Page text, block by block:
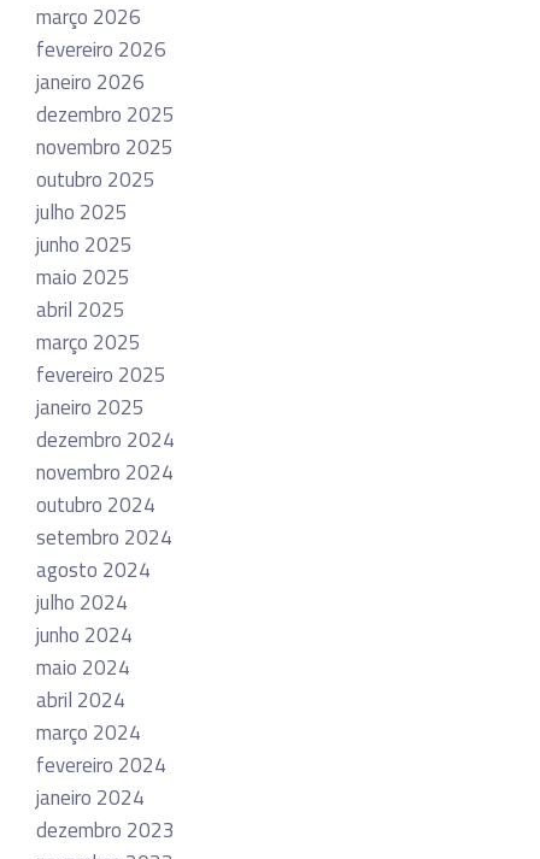
março 2026
fevereiro 2026
janeiro 2026
dezembro 2025
novembro 2025
outubro 2025
julho 2025
junho 2025
maio 2025
abril 2025
março 2025
fevereiro 2025
janeiro 2025
dezembro 2024
novembro 2024
outubro 2024
setembro 2024
agosto 2024
julho 2024
junho 2024
maio 2024
abril 2024
março 2024
fevereiro 2024
janeiro 2024
dezembro 2023